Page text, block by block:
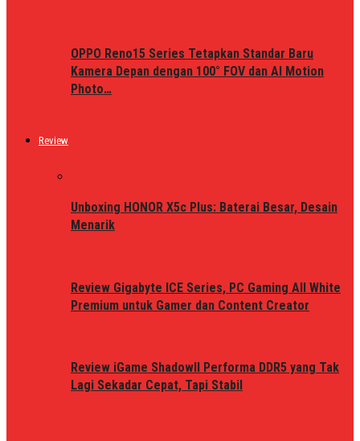
OPPO Reno15 Series Tetapkan Standar Baru
Kamera Depan dengan 100° FOV dan AI Motion
Photo…
Review
Unboxing HONOR X5c Plus: Baterai Besar, Desain
Menarik
Review Gigabyte ICE Series, PC Gaming All White
Premium untuk Gamer dan Content Creator
Review iGame ShadowII Performa DDR5 yang Tak
Lagi Sekadar Cepat, Tapi Stabil